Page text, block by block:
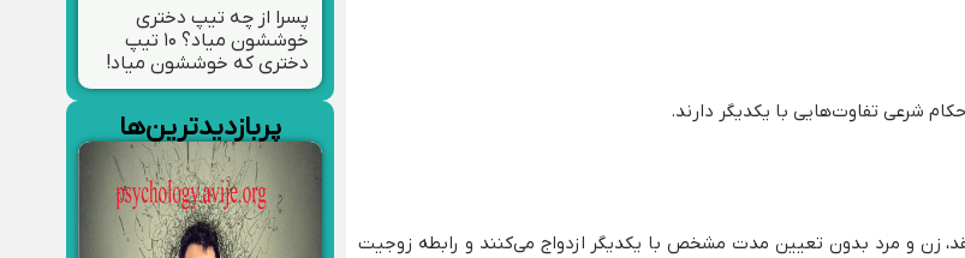
شرعی تفاوت‌هایی با یکدیگر دارند.
زن و مرد بدون تعیین مدت مشخص با یکدیگر ازدواج می‌کنند و رابطه زوجیت
پسرا از چه تیپ دختری
خوششون میاد؟ ۱۰ تیپ
دختری که خوششون میاد!
پربازدیدترین‌ها